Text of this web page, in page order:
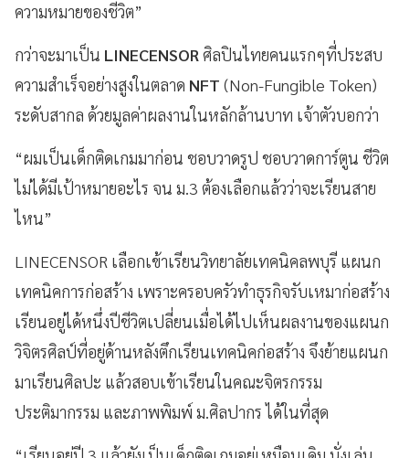
ความหมายของชีวิต”
กว่าจะมาเป็น LINECENSOR ศิลปินไทยคนแรกๆที่ประสบ
ความสำเร็จอย่างสูงในตลาด NFT (Non-Fungible Token)
ระดับสากล ด้วยมูลค่าผลงานในหลักล้านบาท เจ้าตัวบอกว่า
“ผมเป็นเด็กติดเกมมาก่อน ชอบวาดรูป ชอบวาดการ์ตูน ชีวิต
ไม่ได้มีเป้าหมายอะไร จน ม.3 ต้องเลือกแล้วว่าจะเรียนสาย
ไหน”
LINECENSOR เลือกเข้าเรียนวิทยาลัยเทคนิคลพบุรี แผนก
เทคนิคการก่อสร้าง เพราะครอบครัวทำธุรกิจรับเหมาก่อสร้าง
เรียนอยู่ได้หนึ่งปีชีวิตเปลี่ยนเมื่อได้ไปเห็นผลงานของแผนก
วิจิตรศิลป์ที่อยู่ด้านหลังตึกเรียนเทคนิคก่อสร้าง จึงย้ายแผนก
มาเรียนศิลปะ แล้วสอบเข้าเรียนในคณะจิตรกรรม
ประติมากรรม และภาพพิมพ์ ม.ศิลปากร ได้ในที่สุด